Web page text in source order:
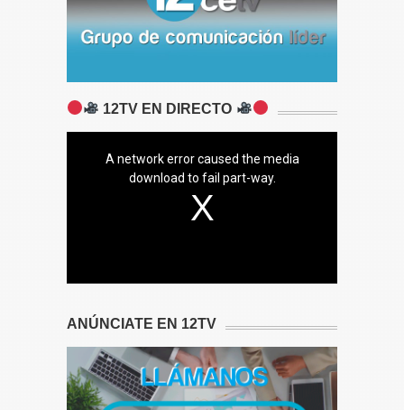
12TV EN DIRECTO
A network error caused the media
download to fail part-way.
ANÚNCIATE EN 12TV